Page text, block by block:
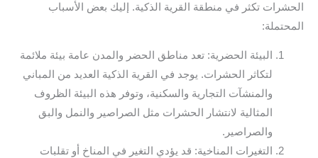
الحشرات تكثر في منطقة القرية الذكية. إليك بعض الأسباب
المحتملة:
البيئة الحضرية: تعد مناطق الحضر والمدن عامة بيئة ملائمة
لتكاثر الحشرات. يوجد في القرية الذكية العديد من المباني
والمنشآت التجارية والسكنية، وتوفر هذه البيئة الظروف
المثالية لانتشار الحشرات مثل الصراصير والنمل والبق
والصراصير.
التغيرات المناخية: قد يؤدي التغير في المناخ أو تقلبات